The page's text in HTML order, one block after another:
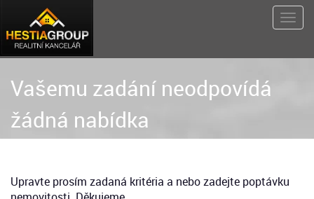
Vašemu zadání neodpovídá
žádná nabídka
Upravte prosím zadaná kritéria a nebo zadejte poptávku